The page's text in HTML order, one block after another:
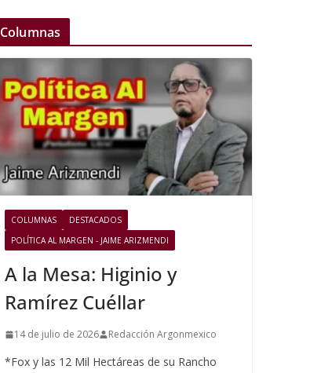
Columnas
COLUMNAS
DESTACADOS
POLÍTICA AL MARGEN - JAIME ARIZMENDI
A la Mesa: Higinio y
Ramírez Cuéllar
14 de julio de 2026 Redacción Argonmexico
*Fox y las 12 Mil Hectáreas de su Rancho